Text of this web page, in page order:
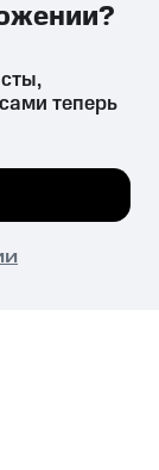
вред здоровью,
теперь